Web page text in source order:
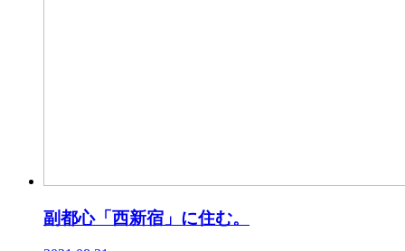
副都心「西新宿」に住む。